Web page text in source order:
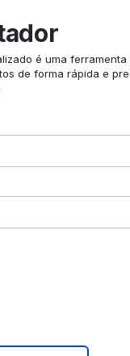
é uma
de forma rápida e